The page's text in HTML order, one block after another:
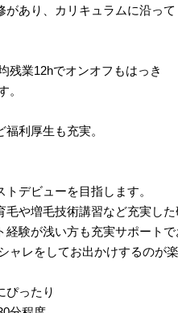
があり、カリキュラムに沿って
残業12hでオンオフもはっき
。
利厚生も充実。
デビューを目指します。
や増毛技術講習など充実した
験が浅い方も充実サポートで
ャレをしてお出かけするの
ぴったり